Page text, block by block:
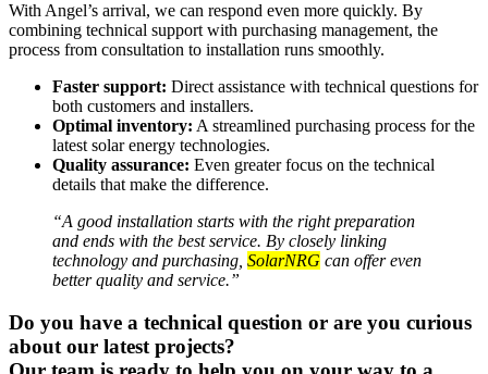
With Angel’s arrival, we can respond even more quickly. By
combining technical support with purchasing management, the
process from consultation to installation runs smoothly.
Faster support: Direct assistance with technical questions for
both customers and installers.
Optimal inventory: A streamlined purchasing process for the
latest solar energy technologies.
Quality assurance: Even greater focus on the technical
details that make the difference.
“A good installation starts with the right preparation
and ends with the best service. By closely linking
technology and purchasing, SolarNRG can offer even
better quality and service.”
Do you have a technical question or are you curious
about our latest projects?